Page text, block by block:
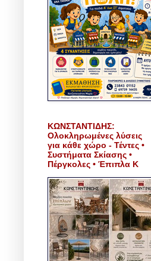
ΚΩΝΣΤΑΝΤΙΔΗΣ:
Ολοκληρωμένες λύσεις
για κάθε χώρο - Τέντες •
Συστήματα Σκίασης •
Πέργκολες • Έπιπλα Κ